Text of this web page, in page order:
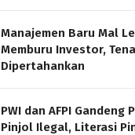
Manajemen Baru Mal
Memburu Investor,
Dipertahankan
PWI dan AFPI Gandeng
Pinjol Ilegal, Literasi